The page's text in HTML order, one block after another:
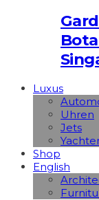
Luxus
Uhren
Jets
Shop
English